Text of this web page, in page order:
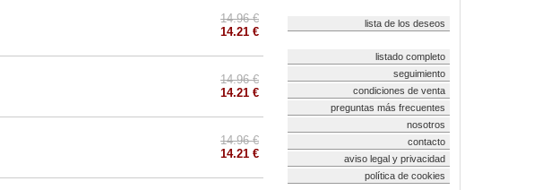
14.96 €
14.21 €
14.96 €
14.21 €
14.96 €
14.21 €
lista de los deseos
listado completo
seguimiento
condiciones de venta
preguntas más frecuentes
nosotros
contacto
aviso legal y privacidad
política de cookies